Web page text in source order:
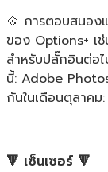
💠 การตอบสนอง
ของ Options+ เ
สำหรับปลั๊กอินต่อไ
นี้: Adobe
กันในเดือนตุลาค
🔻 เซ็นเซอร์ 🔻